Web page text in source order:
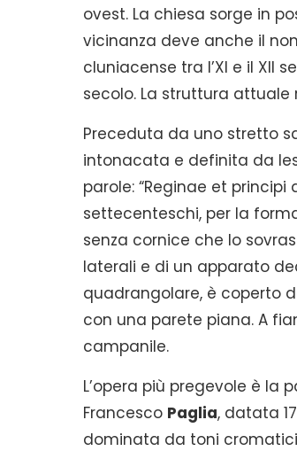
ovest. La chiesa sorge in
vicinanza deve anche il
cluniacense tra l’XI e il XII
secolo. La struttura attuale
Preceduta da uno stretto
intonacata e definita da
parole: “Reginae et
settecenteschi, per la
senza cornice che lo
laterali e di un apparato
quadrangolare, è coperto
con una parete piana. A
campanile.
L’opera più pregevole è la
Francesco Paglia, datata
dominata da toni cromatici